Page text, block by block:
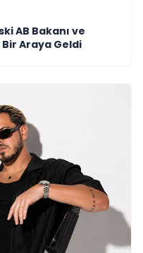
AB Bakanı ve
Araya Geldi